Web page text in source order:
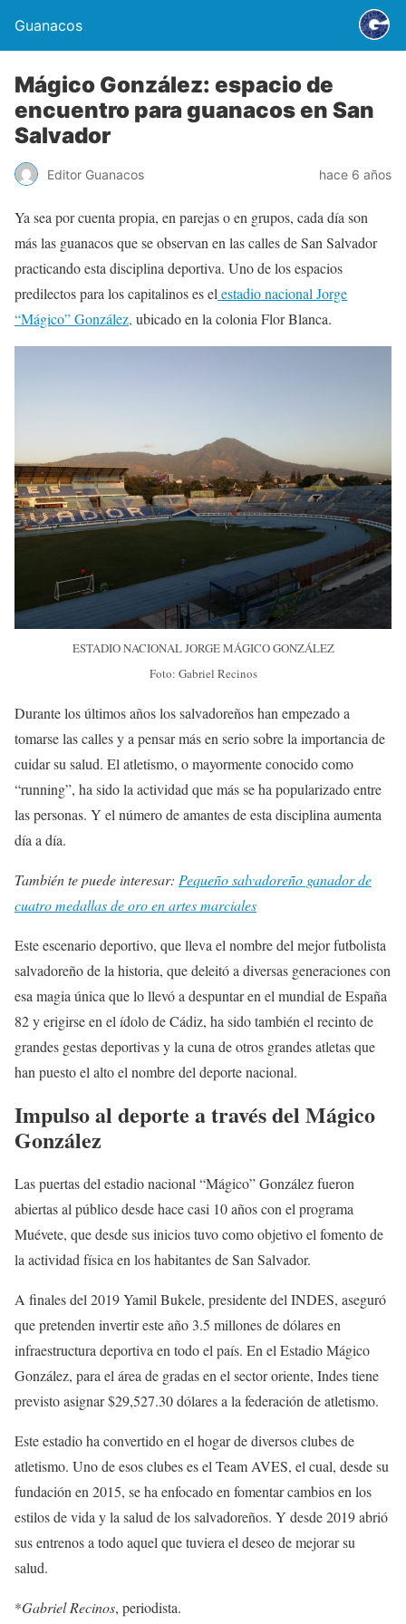
Guanacos
Mágico González: espacio de
encuentro para guanacos en San
Salvador
Editor Guanacos hace 6 años
Ya sea por cuenta propia, en parejas o en grupos, cada día son
más las guanacos que se observan en las calles de San Salvador
practicando esta disciplina deportiva. Uno de los espacios
predilectos para los capitalinos es el estadio nacional Jorge
“Mágico” González, ubicado en la colonia Flor Blanca.
ESTADIO NACIONAL JORGE MÁGICO GONZÁLEZ
Foto: Gabriel Recinos
Durante los últimos años los salvadoreños han empezado a
tomarse las calles y a pensar más en serio sobre la importancia de
cuidar su salud. El atletismo, o mayormente conocido como
“running”, ha sido la actividad que más se ha popularizado entre
las personas. Y el número de amantes de esta disciplina aumenta
día a día.
También te puede interesar: Pequeño salvadoreño ganador de
cuatro medallas de oro en artes marciales
Este escenario deportivo, que lleva el nombre del mejor futbolista
salvadoreño de la historia, que deleitó a diversas generaciones con
esa magia única que lo llevó a despuntar en el mundial de España
82 y erigirse en el ídolo de Cádiz, ha sido también el recinto de
grandes gestas deportivas y la cuna de otros grandes atletas que
han puesto el alto el nombre del deporte nacional.
Impulso al deporte a través del Mágico
González
Las puertas del estadio nacional “Mágico” González fueron
abiertas al público desde hace casi 10 años con el programa
Muévete, que desde sus inicios tuvo como objetivo el fomento de
la actividad física en los habitantes de San Salvador.
A finales del 2019 Yamil Bukele, presidente del INDES, aseguró
que pretenden invertir este año 3.5 millones de dólares en
infraestructura deportiva en todo el país. En el Estadio Mágico
González, para el área de gradas en el sector oriente, Indes tiene
previsto asignar $29,527.30 dólares a la federación de atletismo.
Este estadio ha convertido en el hogar de diversos clubes de
atletismo. Uno de esos clubes es el Team AVES, el cual, desde su
fundación en 2015, se ha enfocado en fomentar cambios en los
estilos de vida y la salud de los salvadoreños. Y desde 2019 abrió
sus entrenos a todo aquel que tuviera el deseo de mejorar su
salud.
*Gabriel Recinos, periodista.